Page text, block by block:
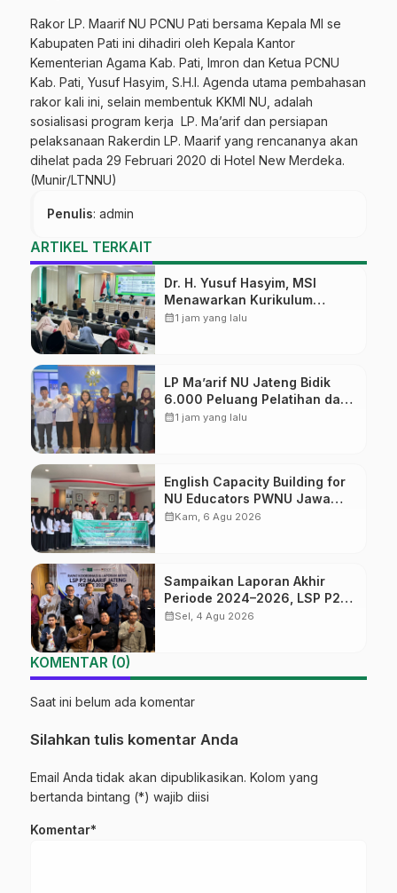
Rakor LP. Maarif NU PCNU Pati bersama Kepala MI se
Kabupaten Pati ini dihadiri oleh Kepala Kantor
Kementerian Agama Kab. Pati, Imron dan Ketua PCNU
Kab. Pati, Yusuf Hasyim, S.H.I. Agenda utama pembahasan
rakor kali ini, selain membentuk KKMI NU, adalah
sosialisasi program kerja LP. Ma’arif dan persiapan
pelaksanaan Rakerdin LP. Maarif yang rencananya akan
dihelat pada 29 Februari 2020 di Hotel New Merdeka.
(Munir/LTNNU)
Penulis: admin
ARTIKEL TERKAIT
Dr. H. Yusuf Hasyim, MSI
Menawarkan Kurikulum
Diversifikasi, Harapan Baru
calendar_month1 jam yang lalu
LP Ma’arif NU Jateng Bidik
6.000 Peluang Pelatihan dan
Sertifikasi bagi Lulusan SMK
calendar_month1 jam yang lalu
English Capacity Building for
NU Educators PWNU Jawa
Tengah Batch#4; Membuka
calendar_monthKam, 6 Agu 2026
Sampaikan Laporan Akhir
Periode 2024–2026, LSP P2
Ma’arif NU Jateng Mantapkan
calendar_monthSel, 4 Agu 2026
KOMENTAR (0)
Saat ini belum ada komentar
Silahkan tulis komentar Anda
Email Anda tidak akan dipublikasikan. Kolom yang
bertanda bintang (*) wajib diisi
Komentar*